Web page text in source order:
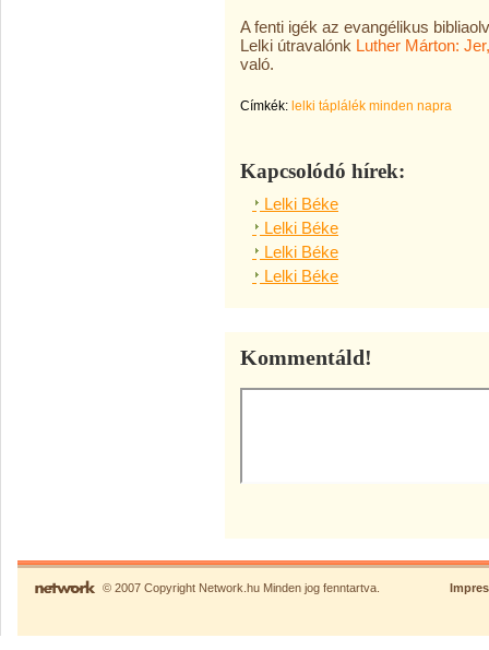
A fenti igék az evangélikus
Lelki útravalónk Luther Márton:
való.
Címkék: lelki táplálék minden napra
Kapcsolódó hírek:
Lelki Béke
Lelki Béke
Lelki Béke
Lelki Béke
Kommentáld!
© 2007 Copyright Network.hu Minden jog fenntartva.